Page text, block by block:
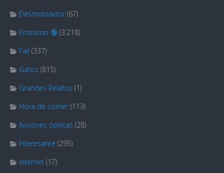
Desmotivador (67)
Erotismo 🔞 (3.218)
Fail (337)
Gatos (815)
Grandes Relatos (1)
Hora de comer (113)
Ilusiones ópticas (28)
Interesante (295)
Internet (17)